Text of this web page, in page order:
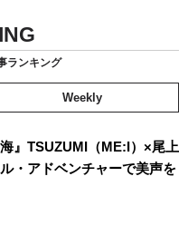
ランキング
Weekly
海』TSUZUMI（ME:I）×尾上
・アドベンチャーで美声を